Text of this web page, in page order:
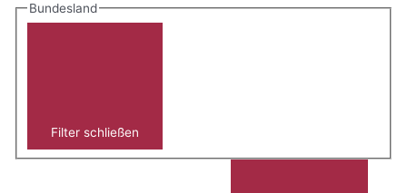
Bundesland
Filter schließen